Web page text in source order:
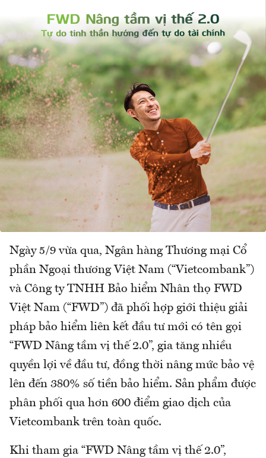
Ngày 5/9 vừa qua, Ngân hàng Thương mại Cổ
phần Ngoại thương Việt Nam (“Vietcombank”)
và Công ty TNHH Bảo hiểm Nhân thọ FWD
Việt Nam (“FWD”) đã phối hợp giới thiệu giải
pháp bảo hiểm liên kết đầu tư mới có tên gọi
“FWD Nâng tầm vị thế 2.0”, gia tăng nhiều
quyền lợi về đầu tư, đồng thời nâng mức bảo vệ
lên đến 380% số tiền bảo hiểm. Sản phẩm được
phân phối qua hơn 600 điểm giao dịch của
Vietcombank trên toàn quốc.
Khi tham gia “FWD Nâng tầm vị thế 2.0”,